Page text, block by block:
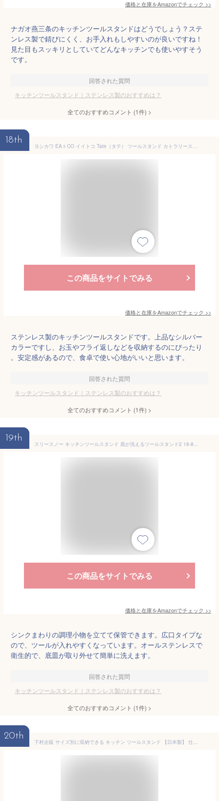
価格と在庫をAmazonでチェック >>
ナガオ燕三条のキッチンツールスタンドはどうでしょう？ステ
ンレス製で錆びにくく、お手入れもしやすいのが良いですね！
見た目もスッキリとしていてどんなキッチンでも使いやすそう
です。
回答された質問
キッチンツールスタンド｜ステンレス製のおすすめは？
全てのおすすめコメント (1件) >
18th
ヨシカワ EAトCO イイトコ Tate（タテ） ツールスタンド カトラリースタンド 箸立て 底が外せる ステンレス シリコーン底 日本製 AS0032
この商品をサイトでみる
価格と在庫をAmazonでチェック >>
ステンレス製のキッチンツールスタンドです。上品なシルバー
カラーですし、お玉やフライ返しなどを収納するのにぴったり
。安定感があるので、食卓で使い心地がいいと思います。
回答された質問
キッチンツールスタンド｜ステンレス製のおすすめは？
全てのおすすめコメント (1件) >
19th
スリースノー キッチンツールスタンド 底が洗えるツールスタンド2 18-8ステンレス 燕三条 日本製 Three Snow 新越ワークス 31319
この商品をサイトでみる
価格と在庫をAmazonでチェック >>
シンクまわりの調理小物を立てて保管できます。広口タイプな
ので、ツールが入れやすくなっています。オールステンレスで
衛生的で、底皿が取り外せて簡単に洗えます。
回答された質問
キッチンツールスタンド｜ステンレス製のおすすめは？
全てのおすすめコメント (1件) >
20th
下村企販 サイズ別に収納できる キッチン ツールスタンド 【日本製】 仕切り付き 高さに合わせて収納 分解して洗える スリム形状 省スペース シンプル 丈夫 はさみ スプーン カトラリー ステンレス 燕三条 40162